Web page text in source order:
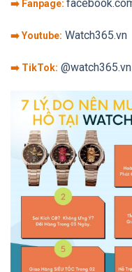
➡️ Fanpage:
➡️ Youtube: Watch365.vn
➡️ TikTok: @watch365.vn